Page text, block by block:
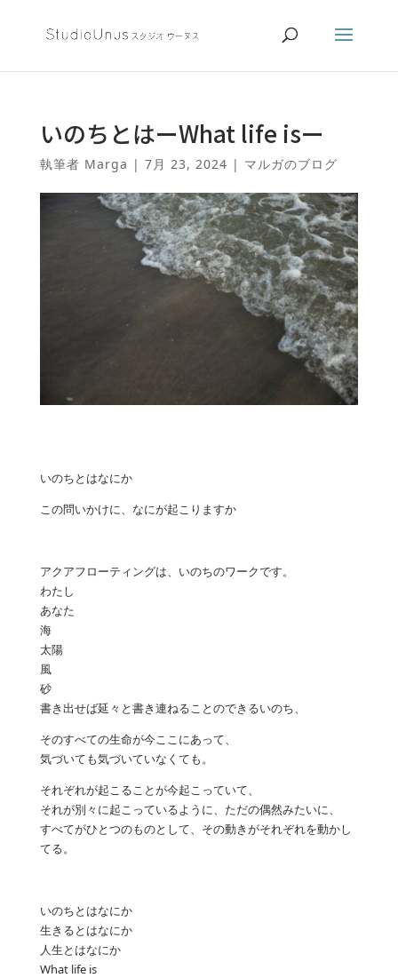
いのちとはーWhat life isー
執筆者 Marga | 7月 23, 2024 | マルガのブログ
いのちとはなにか
この問いかけに、なにが起こりますか
アクアフローティングは、いのちのワークです。
わたし
あなた
海
太陽
風
砂
書き出せば延々と書き連ねることのできるいのち、
そのすべての生命が今ここにあって、
気づいても気づいていなくても。
それぞれが起こることが今起こっていて、
それが別々に起こっているように、ただの偶然みたいに、
すべてがひとつのものとして、その動きがそれぞれを動かし
てる。
いのちとはなにか
生きるとはなにか
人生とはなにか
What life is